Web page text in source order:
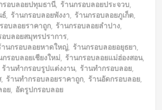
รอบลอยปทุมธานี, ร้านกรอบลอยประจวบ,
, ร้านกรอบลอยพังงา, ร้านกรอบลอยภูเก็ต,
อบลอยราคาถูก, ร้านกรอบลอยลำปาง,
อบลอยสมุทรปราการ,
านกรอบลอยหาดใหญ่, ร้านกรอบลอยอยุธยา,
กรอบลอยเชียงใหม่, ร้านกรอบลอยแม่ฮ่องสอน,
ร้านทำกรอบรูปแต่งงาน, ร้านทำกรอบลอย,
, ร้านทำกรอบลอยราคาถูก, ร้านอัดกรอบลอย,
อย, อัดรูปกรอบลอย